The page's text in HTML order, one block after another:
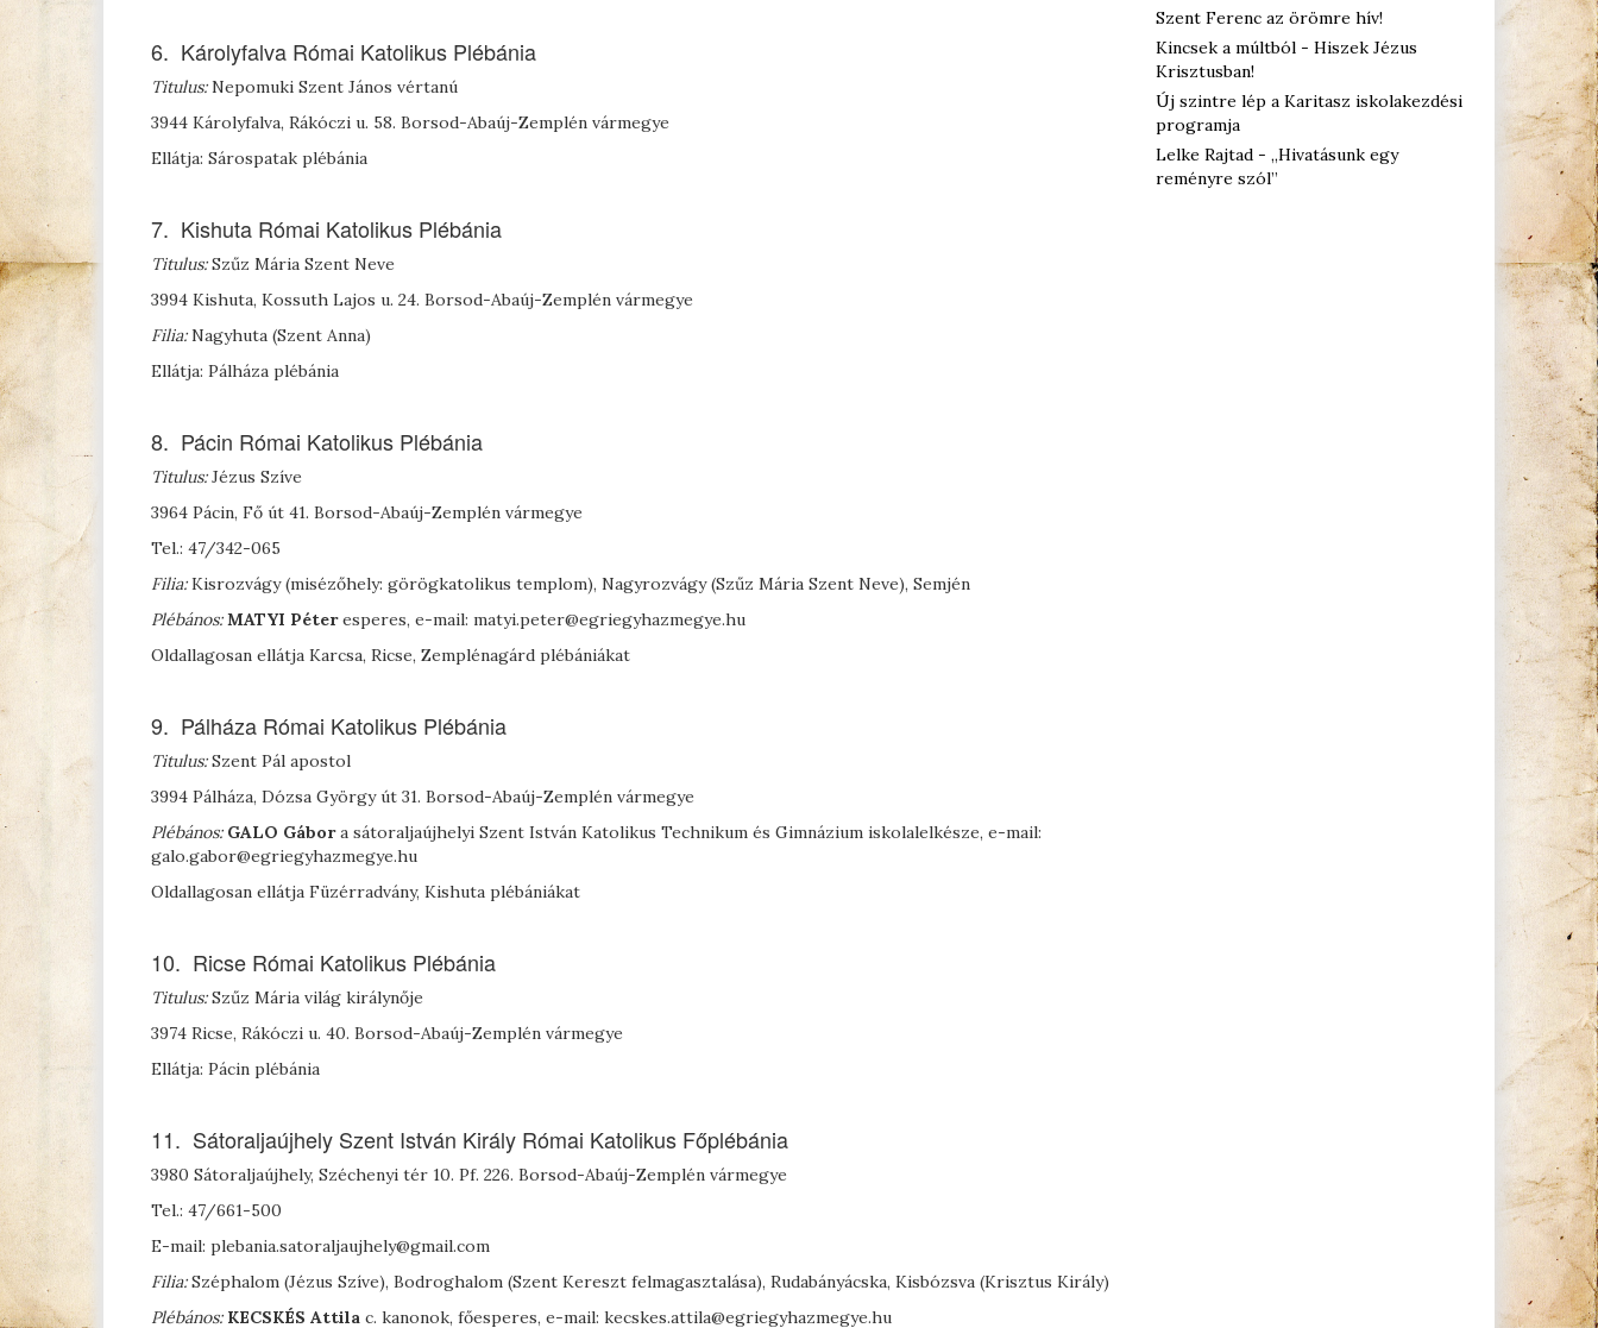
6. Károlyfalva Római Katolikus Plébánia
Titulus:Nepomuki Szent János vértanú
3944 Károlyfalva, Rákóczi u. 58. Borsod-Abaúj-Zemplén vármegye
Ellátja: Sárospatak plébánia
7. Kishuta Római Katolikus Plébánia
Titulus:Szűz Mária Szent Neve
3994 Kishuta, Kossuth Lajos u. 24. Borsod-Abaúj-Zemplén vármegye
Filia:Nagyhuta (Szent Anna)
Ellátja: Pálháza plébánia
8. Pácin Római Katolikus Plébánia
Titulus:Jézus Szíve
3964 Pácin, Fő út 41. Borsod-Abaúj-Zemplén vármegye
Tel.: 47/342-065
Filia:Kisrozvágy (misézőhely: görögkatolikus templom), Nagyrozvágy (Szűz Mária Szent Neve), Semjén
Plébános:MATYI Péter esperes, e-mail: matyi.peter@egriegyhazmegye.hu
Oldallagosan ellátja Karcsa, Ricse, Zemplénagárd plébániákat
9. Pálháza Római Katolikus Plébánia
Titulus:Szent Pál apostol
3994 Pálháza, Dózsa György út 31. Borsod-Abaúj-Zemplén vármegye
Plébános: GALO Gábora sátoraljaújhelyi Szent István Katolikus Technikum és Gimnázium iskolalelkésze, e-mail:
galo.gabor@egriegyhazmegye.hu
Oldallagosan ellátja Füzérradvány, Kishuta plébániákat
10. Ricse Római Katolikus Plébánia
Titulus:Szűz Mária világ királynője
3974 Ricse, Rákóczi u. 40. Borsod-Abaúj-Zemplén vármegye
Ellátja: Pácin plébánia
11. Sátoraljaújhely Szent István Király Római Katolikus Főplébánia
3980 Sátoraljaújhely, Széchenyi tér 10. Pf. 226. Borsod-Abaúj-Zemplén vármegye
Tel.: 47/661-500
E-mail: plebania.satoraljaujhely@gmail.com
Filia:Széphalom (Jézus Szíve), Bodroghalom (Szent Kereszt felmagasztalása), Rudabányácska, Kisbózsva (Krisztus Király)
Plébános: KECSKÉS Attila c. kanonok, főesperes, e-mail: kecskes.attila@egriegyhazmegye.hu
Szent Ferenc az örömre hív!
Kincsek a múltból - Hiszek Jézus
Krisztusban!
Új szintre lép a Karitasz iskolakezdési
programja
Lelke Rajtad - „Hivatásunk egy
reményre szól”